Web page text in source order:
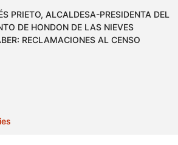
PRIETO, ALCALDESA-PRESIDENTA DEL
DE HONDON DE LAS NIEVES
RECLAMACIONES AL CENSO